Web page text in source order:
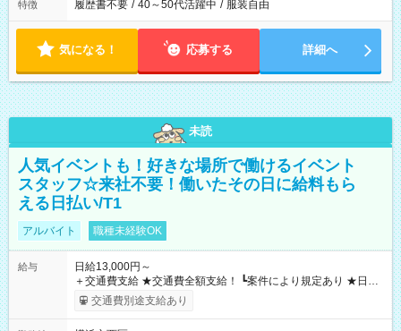
特徴 履歴書不要 / 40～50代活躍中 / 服装自由
気になる！ 応募する 詳細へ
未読
人気イベントも！好きな場所で働けるイベント
スタッフ☆来社不要！働いたその日に給料もら
える日払い/T1
アルバイト 職種未経験OK
給与
日給13,000円～
＋交通費支給 ★交通費全額支給！ ┗案件により規定あり ★日払
いOK！（規定あり） ┗働いたその日に現金GET♪ お仕事後はコ
ンビニATMから 日払い分を引き落とせます！ 【試用期間】試
交通費別途支給あり